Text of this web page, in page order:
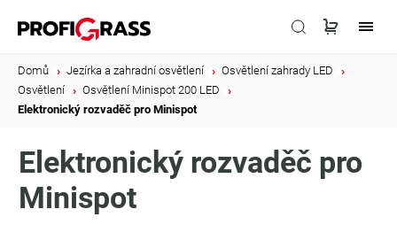
Domů Jezírka a zahradní osvětlení Osvětlení zahrady LED
Osvětlení
Osvětlení Minispot 200 LED
Elektronický rozvaděč pro Minispot
Elektronický rozvaděč pro
Minispot